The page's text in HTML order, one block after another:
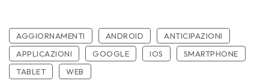
AGGIORNAMENTI ANDROID
ANTICIPAZIONI
APPLICAZIONI
GOOGLE IOS
SMARTPHONE
TABLET
WEB